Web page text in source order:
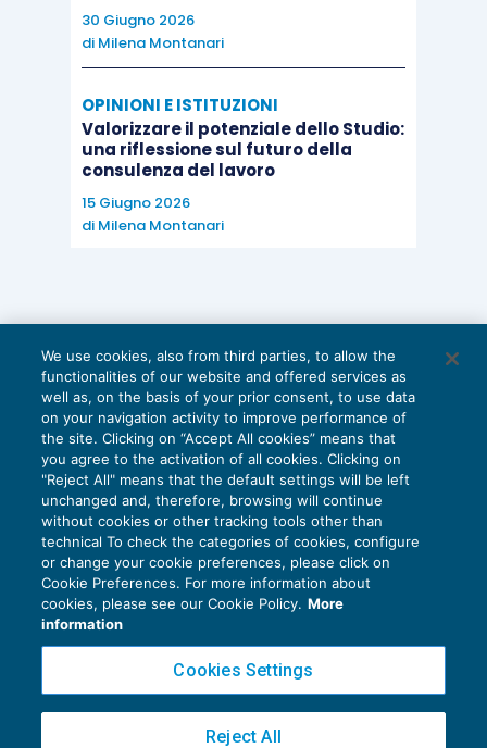
30 Giugno 2026
di Milena Montanari
OPINIONI E ISTITUZIONI
Valorizzare il potenziale dello Studio:
una riflessione sul futuro della
consulenza del lavoro
15 Giugno 2026
di Milena Montanari
Privacy Policy
Cookie Policy
Copyright 2016 ©Gruppo Euroconference S.p.A.v2.32.4
Piazza Luigi Einaudi, 10N01 - 20124 Milano - info@ecnews.it
We use cookies, also from third parties, to allow the
functionalities of our website and offered services as
well as, on the basis of your prior consent, to use data
on your navigation activity to improve performance of
the site. Clicking on “Accept All cookies” means that
you agree to the activation of all cookies. Clicking on
"Reject All" means that the default settings will be left
unchanged and, therefore, browsing will continue
without cookies or other tracking tools other than
technical To check the categories of cookies, configure
or change your cookie preferences, please click on
Cookie Preferences. For more information about
cookies, please see our Cookie Policy. More
information
Cookies Settings
Reject All